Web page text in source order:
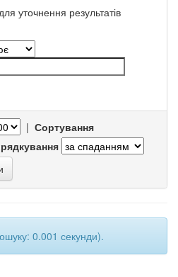
уточнення результатів
| Сортування
0.001 секунди).